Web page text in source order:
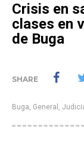
Crisis en
clases en
de Buga
SHARE
Buga, General ,